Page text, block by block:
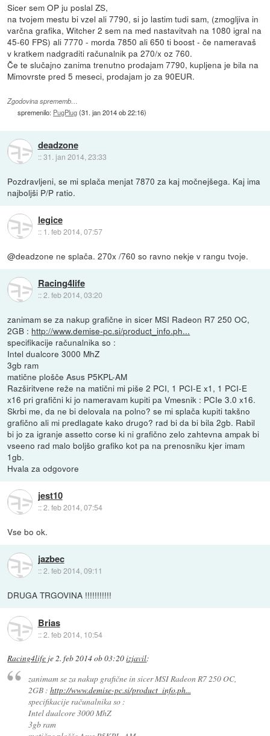
Sicer sem OP ju poslal ZS,
na tvojem mestu bi vzel ali 7790, si jo lastim tudi sam, (zmogljiva in
varčna grafika, Witcher 2 sem na med nastavitvah na 1080 igral na
45-60 FPS) ali 7770 - morda 7850 ali 650 ti boost - če nameravaš
v kratkem nadgraditi računalnik pa 270/x oz 760.
Če te slučajno zanima trenutno prodajam 7790, kupljena je bila na
Mimovrste pred 5 meseci, prodajam jo za 90EUR.
Zgodovina sprememb…
spremenilo: PugPlug(31. jan 2014 ob 22:16)
deadzone
::31. jan 2014, 23:33
Pozdravljeni, se mi splača menjat 7870 za kaj močnejšega. Kaj ima
najboljši P/P ratio.
legice
:: 1. feb 2014, 07:57
@deadzone ne splača. 270x /760 so ravno nekje v rangu tvoje.
Racing4life
::2. feb 2014, 03:20
zanimam se za nakup grafične in sicer MSI Radeon R7 250 OC,
2GB : http://www.demise-pc.si/product_info.ph...
specifikacije računalnika so :
Intel dualcore 3000 MhZ
3gb ram
matične plošče Asus P5KPL-AM
Razširitvene reže na matični mi piše 2 PCI, 1 PCI-E x1, 1 PCI-E
x16 pri grafični ki jo nameravam kupiti pa Vmesnik : PCIe 3.0 x16.
Skrbi me, da ne bi delovala na polno? se mi splača kupiti takšno
grafično ali mi predlagate kako drugo? rad bi da bi bila 2gb. Rabil
bi jo za igranje assetto corse ki ni grafično zelo zahtevna ampak bi
vseeno rad malo boljšo grafiko kot pa na prenosniku kjer imam
1gb.
Hvala za odgovore
jest10
::2. feb 2014, 07:54
Vse bo ok.
jazbec
::2. feb 2014, 09:11
DRUGA TRGOVINA !!!!!!!!!!!
Brias
::2. feb 2014, 10:54
Racing4life je2. feb 2014 ob 03:20izjavil:
zanimam se za nakup grafične in sicer MSI Radeon R7 250 OC,
2GB : http://www.demise-pc.si/product_info.ph...
specifikacije računalnika so :
Intel dualcore 3000 MhZ
3gb ram